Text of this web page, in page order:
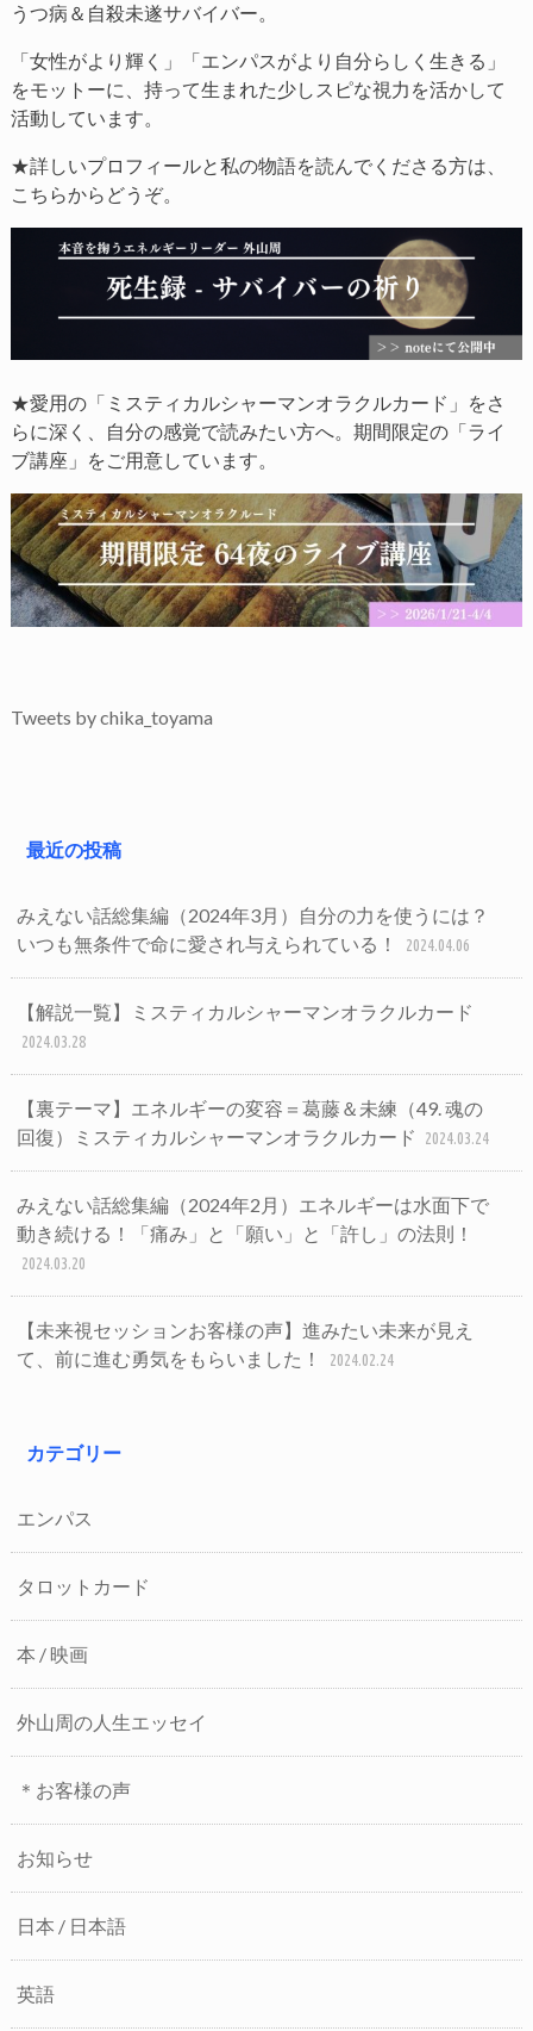
うつ病＆自殺未遂サバイバー。
「女性がより輝く」「エンパスがより自分らしく生きる」
をモットーに、持って生まれた少しスピな視力を活かして
活動しています。
★詳しいプロフィールと私の物語を読んでくださる方は、
こちらからどうぞ。
★愛用の「ミスティカルシャーマンオラクルカード」をさ
らに深く、自分の感覚で読みたい方へ。期間限定の「ライ
ブ講座」をご用意しています。
Tweets by chika_toyama
最近の投稿
みえない話総集編（2024年3月）自分の力を使うには？
いつも無条件で命に愛され与えられている！
2024.04.06
【解説一覧】ミスティカルシャーマンオラクルカード
2024.03.28
【裏テーマ】エネルギーの変容＝葛藤＆未練（49. 魂の
回復）ミスティカルシャーマンオラクルカード
2024.03.24
みえない話総集編（2024年2月）エネルギーは水面下で
動き続ける！「痛み」と「願い」と「許し」の法則！
2024.03.20
【未来視セッションお客様の声】進みたい未来が見え
て、前に進む勇気をもらいました！
2024.02.24
カテゴリー
エンパス
タロットカード
本 / 映画
外山周の人生エッセイ
＊お客様の声
お知らせ
日本 / 日本語
英語